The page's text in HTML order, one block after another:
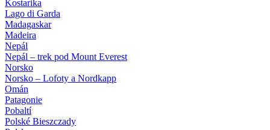
Kostarika
Lago di Garda
Madagaskar
Madeira
Nepál
Nepál – trek pod Mount Everest
Norsko
Norsko – Lofoty a Nordkapp
Omán
Patagonie
Pobaltí
Polské Bieszczady